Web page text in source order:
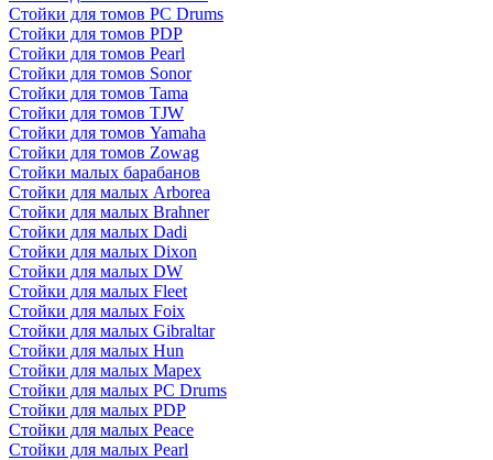
Стойки для томов PC Drums
Стойки для томов PDP
Стойки для томов Pearl
Стойки для томов Sonor
Стойки для томов Tama
Стойки для томов TJW
Стойки для томов Yamaha
Стойки для томов Zowag
Стойки малых барабанов
Стойки для малых Arborea
Стойки для малых Brahner
Стойки для малых Dadi
Стойки для малых Dixon
Стойки для малых DW
Стойки для малых Fleet
Стойки для малых Foix
Стойки для малых Gibraltar
Стойки для малых Hun
Стойки для малых Mapex
Стойки для малых PC Drums
Стойки для малых PDP
Стойки для малых Peace
Стойки для малых Pearl